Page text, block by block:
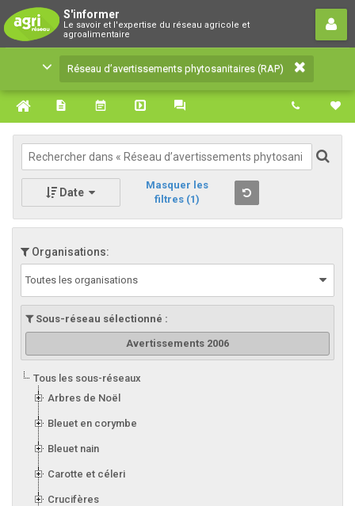
S'informer
Le savoir et l'expertise du réseau agricole et
agroalimentaire
Réseau d’avertissements
phytosanitaires (RAP)
Le savoir et l'expertise du réseau agricole et
agroalimentaire
Réseau d’avertissements phytosanitaires (RAP)
Date
Masquer les
filtres (1)
Organisations:
Toutes les organisations
Sous-réseau sélectionné :
Avertissements 2006
Tous les sous-réseaux
Arbres de Noël
Bleuet en corymbe
Bleuet nain
Carotte et céleri
Crucifères